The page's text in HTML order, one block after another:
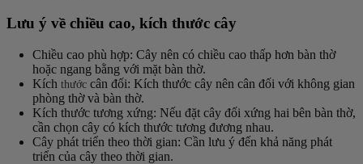
Lưu ý về chiều cao, kích thước cây
Chiều cao phù hợp: Cây nên có chiều cao thấp hơn bàn thờ
hoặc ngang bằng với mặt bàn thờ.
Kích thước cân đối: Kích thước cây nên cân đối với không gian
phòng thờ và bàn thờ.
Kích thước tương xứng: Nếu đặt cây đối xứng hai bên bàn thờ,
cần chọn cây có kích thước tương đương nhau.
Cây phát triển theo thời gian: Cần lưu ý đến khả năng phát
triển của cây theo thời gian.